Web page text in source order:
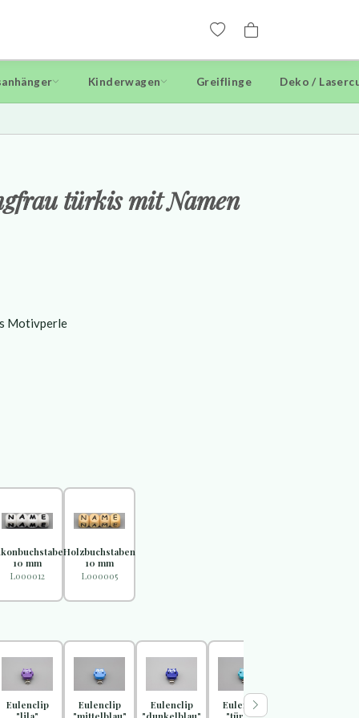
Kinderwagen Greiflinge Deko /
türkis mit Namen
Motivperle
10 mm
L000012
Holzbuchstaben
10 mm
L000005
Eulenclip
Eulenclip
Eulenclip
Eulenclip